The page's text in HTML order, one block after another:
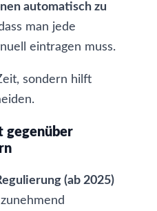
automatisch zu
man jede
eintragen muss.
sondern hilft
gegenüber
(ab 2025)